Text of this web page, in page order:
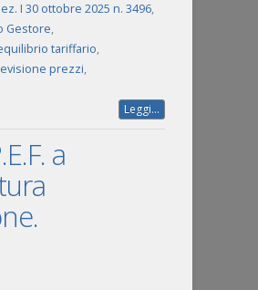
I 30 ottobre 2025 n. 3496,
Gestore,
tariffario,
prezzi,
Leggi...
a